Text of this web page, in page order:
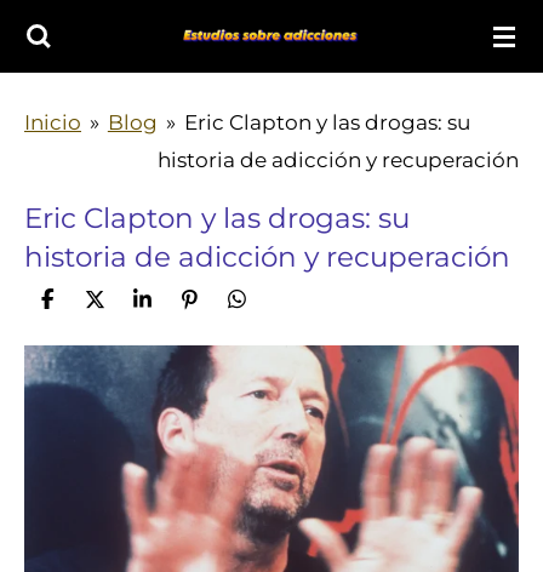
al
Inicio » Blog » Eric Clapton y las drogas: su
historia de adicción y recuperación
Eric Clapton y las drogas: su
historia de adicción y recuperación
C
m
p
C
m
a
C
m
i
r
A
c
r
C
m
a
i